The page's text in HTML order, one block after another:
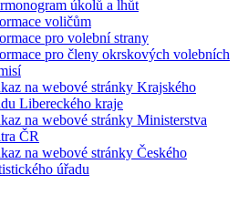
úkolů a lhůt
voličům
pro volební strany
pro členy okrskových volebních
na webové stránky Krajského
Libereckého kraje
na webové stránky Ministerstva
ČR
na webové stránky Českého
úřadu